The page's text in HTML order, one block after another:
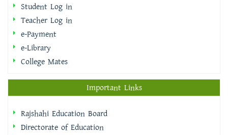
Student Log in
Teacher Log in
e-Payment
e-Library
College Mates
Important Links
Rajshahi Education Board
Directorate of Education